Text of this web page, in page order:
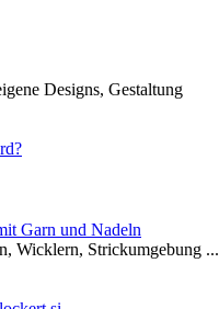
Designs, Gestaltung
Garn und Nadeln
Wicklern, Strickumgebung ...